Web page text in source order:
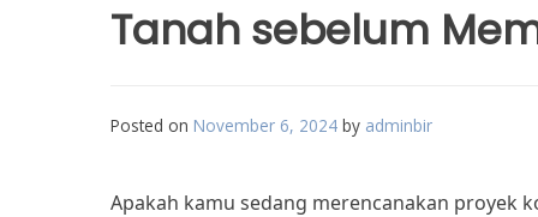
Tanah sebelum
Posted on November 6, 2024 by adminbir
Apakah kamu sedang merencanakan proyek